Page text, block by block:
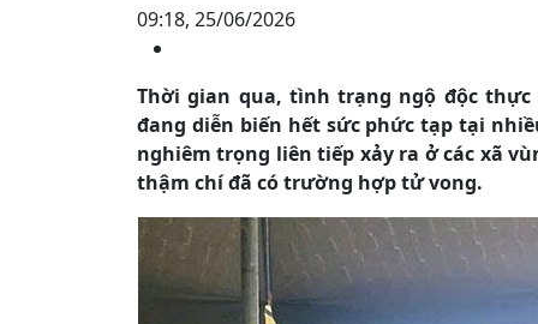
09:18, 25/06/2026
Thời gian qua, tình trạng ngộ độc
đang diễn biến hết sức phức tạp tại
nghiêm trọng liên tiếp xảy ra ở các xã
thậm chí đã có trường hợp tử vong.